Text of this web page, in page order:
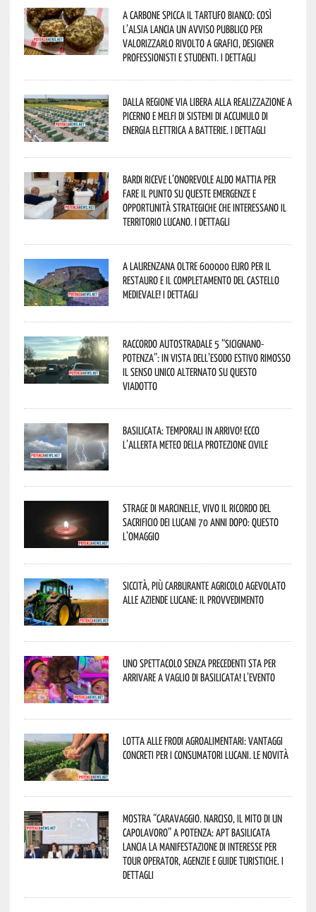
A Carbone spicca il tartufo bianco: così
l’Alsia lancia un avviso pubblico per
valorizzarlo rivolto a grafici, designer
professionisti e studenti. I dettagli
Dalla Regione via libera alla realizzazione a
Picerno e Melfi di sistemi di accumulo di
energia elettrica a batterie. I dettagli
Bardi riceve l’onorevole Aldo Mattia per
fare il punto su queste emergenze e
opportunità strategiche che interessano il
territorio lucano. I dettagli
A Laurenzana oltre 600000 euro per il
restauro e il completamento del Castello
Medievale! I dettagli
Raccordo Autostradale 5 “Sicignano-
Potenza”: in vista dell’esodo estivo rimosso
il senso unico alternato su questo
viadotto
Basilicata: temporali in arrivo! Ecco
l’allerta meteo della Protezione civile
Strage di Marcinelle, vivo il ricordo del
sacrificio dei lucani 70 anni dopo: questo
l’omaggio
Siccità, più carburante agricolo agevolato
alle aziende lucane: il provvedimento
Uno spettacolo senza precedenti sta per
arrivare a Vaglio di Basilicata! L’evento
Lotta alle frodi agroalimentari: vantaggi
concreti per i consumatori lucani. Le novità
Mostra “Caravaggio. Narciso, il mito di un
capolavoro” a Potenza: APT Basilicata
lancia la manifestazione di interesse per
Tour Operator, Agenzie e Guide Turistiche. I
dettagli